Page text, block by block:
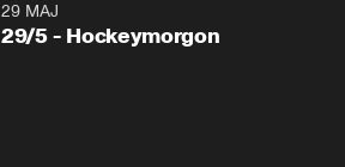
29 MAJ
29/5 - Hockeymorgon